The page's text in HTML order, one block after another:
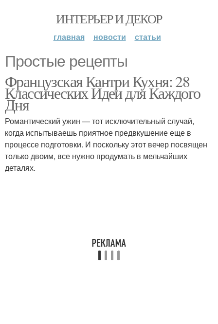
ИНТЕРЬЕР И ДЕКОР
главная новости статьи
Простые рецепты
Французская Кантри Кухня: 28
Классических Идеи для Каждого
Дня
Романтический ужин — тот исключительный случай,
когда испытываешь приятное предвкушение еще в
процессе подготовки. И поскольку этот вечер посвящен
только двоим, все нужно продумать в мельчайших
деталях.